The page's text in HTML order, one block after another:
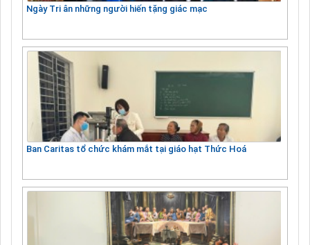
Ngày Tri ân những người hiến tặng giác mạc
Ban Caritas tổ chức khám mắt tại giáo hạt Thức Hoá